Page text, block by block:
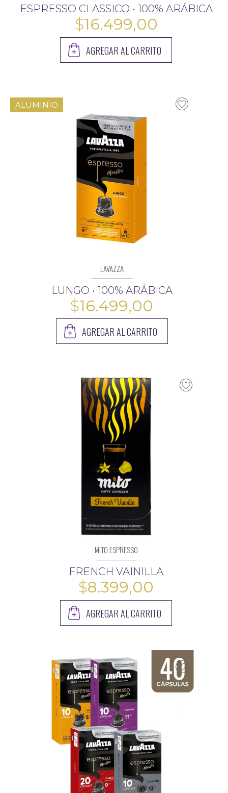
ESPRESSO CLASSICO • 100% ARÁBICA
$16.499,00
AGREGAR AL CARRITO
ALUMINIO
LAVAZZA
LUNGO • 100% ARÁBICA
$16.499,00
AGREGAR AL CARRITO
MITO ESPRESSO
FRENCH VAINILLA
$8.399,00
AGREGAR AL CARRITO